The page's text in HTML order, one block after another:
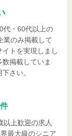
代・60代以上の
業のみ掲載して
トを実現しまし
数掲載していま
さい。
件
以上歓迎の求人
最大級のシニア